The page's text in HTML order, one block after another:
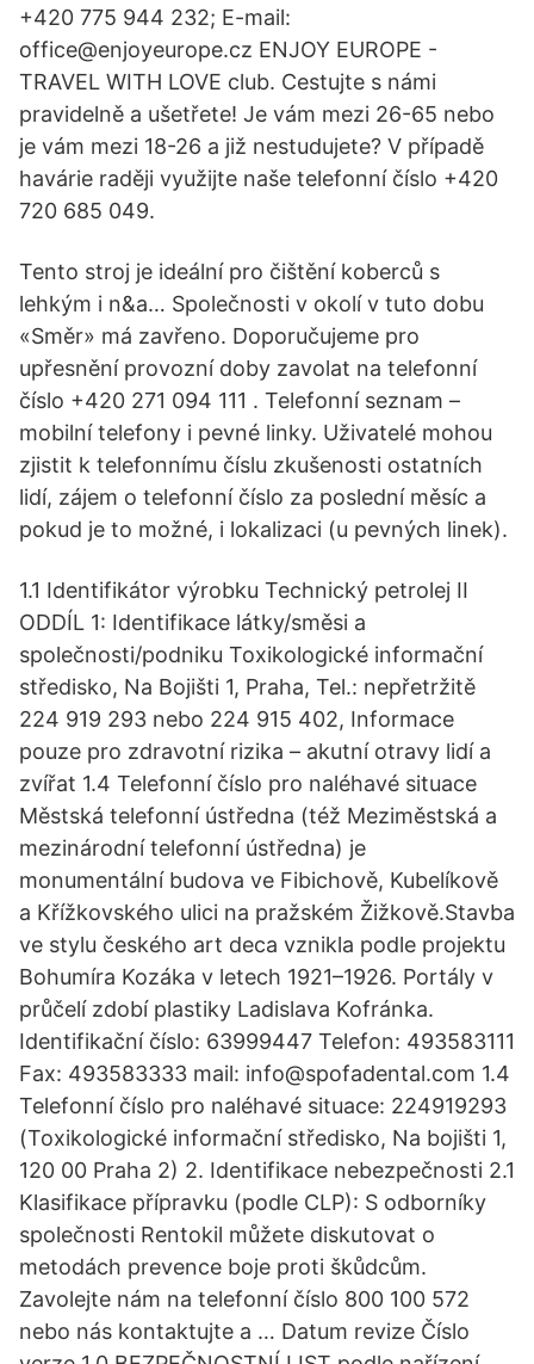
+420 775 944 232; E-mail:
office@enjoyeurope.cz ENJOY EUROPE -
TRAVEL WITH LOVE club. Cestujte s námi
pravidelně a ušetřete! Je vám mezi 26-65 nebo
je vám mezi 18-26 a již nestudujete? V případě
havárie raději využijte naše telefonní číslo +420
720 685 049.
Tento stroj je ideální pro čištění koberců s
lehkým i n&a… Společnosti v okolí v tuto dobu
«Směr» má zavřeno. Doporučujeme pro
upřesnění provozní doby zavolat na telefonní
číslo +420 271 094 111 . Telefonní seznam –
mobilní telefony i pevné linky. Uživatelé mohou
zjistit k telefonnímu číslu zkušenosti ostatních
lidí, zájem o telefonní číslo za poslední měsíc a
pokud je to možné, i lokalizaci (u pevných linek).
1.1 Identifikátor výrobku Technický petrolej II
ODDÍL 1: Identifikace látky/směsi a
společnosti/podniku Toxikologické informační
středisko, Na Bojišti 1, Praha, Tel.: nepřetržitě
224 919 293 nebo 224 915 402, Informace
pouze pro zdravotní rizika – akutní otravy lidí a
zvířat 1.4 Telefonní číslo pro naléhavé situace
Městská telefonní ústředna (též Meziměstská a
mezinárodní telefonní ústředna) je
monumentální budova ve Fibichově, Kubelíkově
a Křížkovského ulici na pražském Žižkově.Stavba
ve stylu českého art deca vznikla podle projektu
Bohumíra Kozáka v letech 1921–1926. Portály v
průčelí zdobí plastiky Ladislava Kofránka.
Identifikační číslo: 63999447 Telefon: 493583111
Fax: 493583333 mail: info@spofadental.com 1.4
Telefonní číslo pro naléhavé situace: 224919293
(Toxikologické informační středisko, Na bojišti 1,
120 00 Praha 2) 2. Identifikace nebezpečnosti 2.1
Klasifikace přípravku (podle CLP): S odborníky
společnosti Rentokil můžete diskutovat o
metodách prevence boje proti škůdcům.
Zavolejte nám na telefonní číslo 800 100 572
nebo nás kontaktujte a … Datum revize Číslo